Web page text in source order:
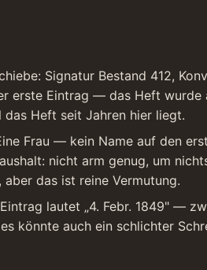
Signatur Bestand 412,
erste Eintrag — das Heft
Heft seit Jahren hier liegt.
Frau — kein Name auf den
nicht arm genug, um
das ist reine Vermutung.
lautet „4. Febr. 1849" —
könnte auch ein schlichter